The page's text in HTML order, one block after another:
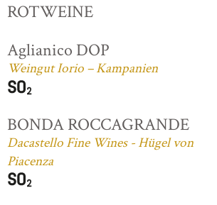
ROTWEINE
Aglianico DOP
Weingut Iorio – Kampanien
BONDA ROCCAGRANDE
Dacastello Fine Wines - Hügel von
Piacenza